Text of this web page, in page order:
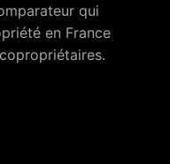
qui
en France